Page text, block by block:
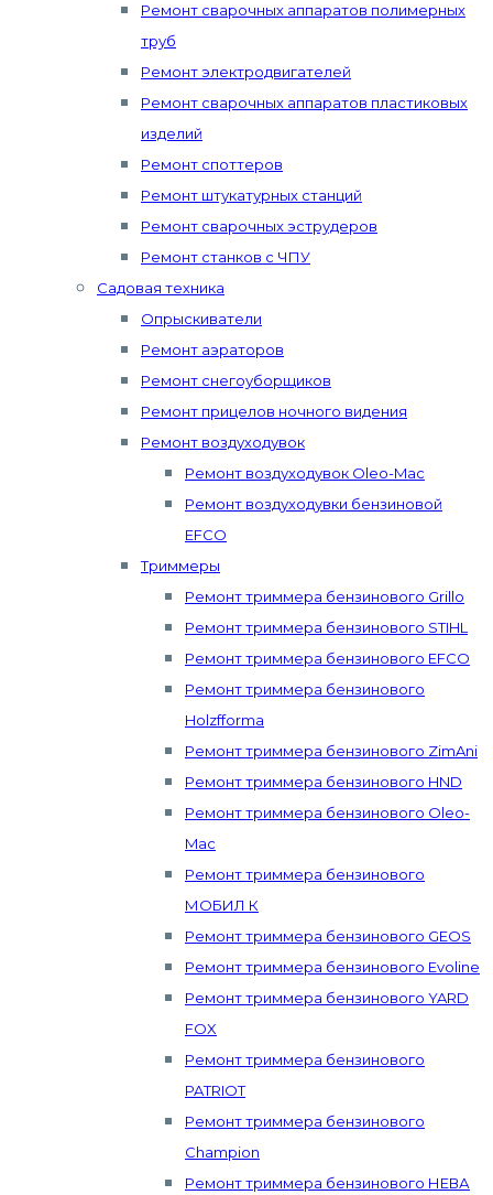
Ремонт сварочных аппаратов полимерных
труб
Ремонт электродвигателей
Ремонт сварочных аппаратов пластиковых
изделий
Ремонт споттеров
Ремонт штукатурных станций
Ремонт сварочных эструдеров
Ремонт станков с ЧПУ
Садовая техника
Опрыскиватели
Ремонт аэраторов
Ремонт снегоуборщиков
Ремонт прицелов ночного видения
Ремонт воздуходувок
Ремонт воздуходувок Oleo-Mac
Ремонт воздуходувки бензиновой
EFCO
Триммеры
Ремонт триммера бензинового Grillo
Ремонт триммера бензинового STIHL
Ремонт триммера бензинового EFCO
Ремонт триммера бензинового
Holzfforma
Ремонт триммера бензинового ZimAni
Ремонт триммера бензинового HND
Ремонт триммера бензинового Oleo-
Mac
Ремонт триммера бензинового
МОБИЛ К
Ремонт триммера бензинового GEOS
Ремонт триммера бензинового Evoline
Ремонт триммера бензинового YARD
FOX
Ремонт триммера бензинового
PATRIOT
Ремонт триммера бензинового
Champion
Ремонт триммера бензинового НЕВА